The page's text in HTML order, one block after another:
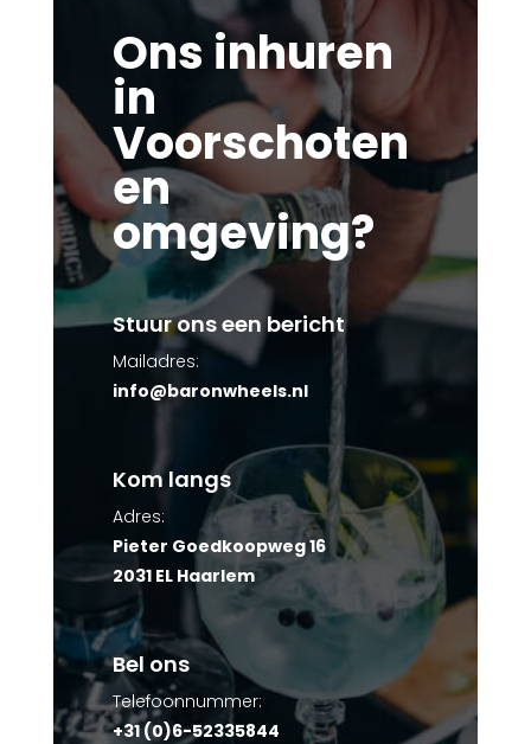
Ons inhuren
in
Voorschoten
en
omgeving?
Stuur ons een bericht
Mailadres:
info@baronwheels.nl
Kom langs
Adres:
Pieter Goedkoopweg 16
2031 EL Haarlem
Bel ons
Telefoonnummer:
+31 (0)6-52335844